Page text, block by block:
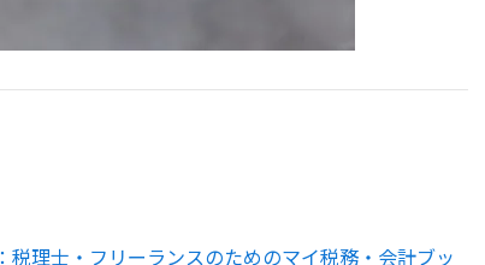
理士・フリーランスのためのマイ税務・会計ブッ